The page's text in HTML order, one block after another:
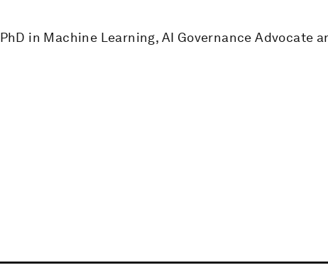
PhD in Machine Learning, AI Governance Advocate